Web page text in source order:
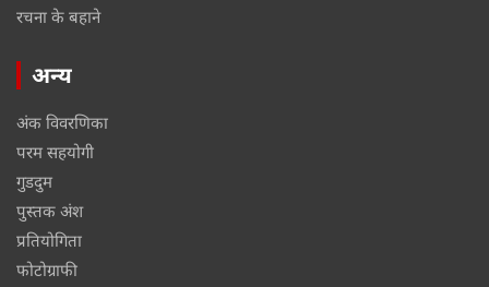
रचना के बहाने
अन्य
अंक विवरणिका
परम सहयोगी
गुडदुम
पुस्तक अंश
प्रतियोगिता
फोटोग्राफी